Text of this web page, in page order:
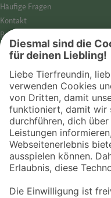
Häufige Fragen
Kontakt
Barrierefreiheit
Impressum
Datenschutz­hinweise
Cookies
AGB
Entdecke Fressnapf
Tierversicherung
GPS-Tracker
Fressnapf Salon
Online-Shop